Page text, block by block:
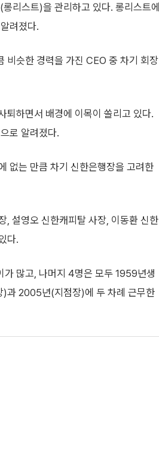
리스트)을 관리하고 있다. 롱리스트에
려졌다.
비슷한 경력을 가진 CEO 중 차기 회장
퇴하면서 배경에 이목이 쏠리고 있다.
로 알려졌다.
없는 만큼 차기 신한은행장을 고려한
, 설영오 신한캐피탈 사장, 이동환 신한
다.
많고, 나머지 4명은 모두 1959년생
)과 2005년(지점장)에 두 차례 근무한